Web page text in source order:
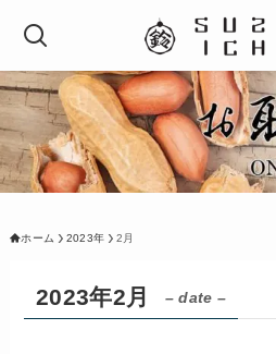
ホーム 2023年 2月
2023年2月 – date –